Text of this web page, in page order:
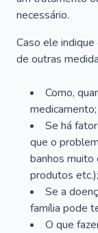
necessário.
Caso ele
de outras
Como,
medicamento;
Se há
que o
banhos
produtos etc.);
Se a
família pode
O que